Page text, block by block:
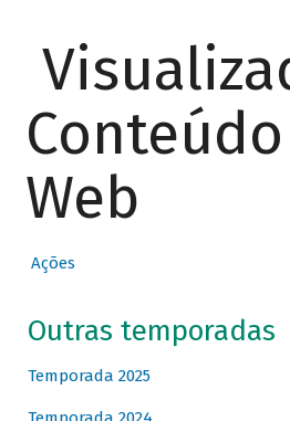
Web
Ações
Outras temporadas
Temporada 2025